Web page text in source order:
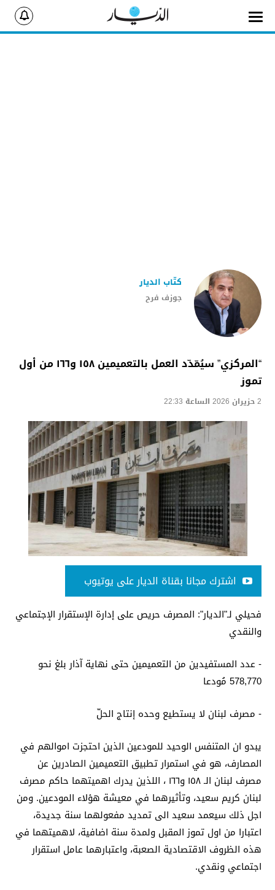
جوزف فرح
كتّاب الديار
“المركزي” سيُمّدّد العمل بالتعميمين ١٥٨ و١٦٦ من أول
تموز
2 حزيران 2026 الساعة 22:33
اشترك مجانا بقناة الديار على يوتيوب
فحيلي لـ"الديار": المصرف حريص على إدارة الإستقرار الإجتماعي
والنقدي
- عدد المستفيدين من التعميمين حتى نهاية آذار بلغ نحو
578,770 مُودعا
- مصرف لبنان لا يستطيع وحده إنتاج الحلّ
يبدو ان المتنفس الوحيد للمودعين الذين احتجزت اموالهم في
المصارف، هو في استمرار تطبيق التعميمين الصادرين عن
مصرف لبنان الـ ١٥٨ و١٦٦ ، اللذين يدرك اهميتهما حاكم مصرف
لبنان كريم سعيد، وتأثيرهما في معيشة هؤلاء المودعين. ومن
اجل ذلك سيعمد سعيد الى تمديد مفعولهما سنة جديدة،
اعتبارا من اول تموز المقبل ولمدة سنة اضافية، لاهميتهما في
هذه الظروف الاقتصادية الصعبة، واعتبارهما عامل استقرار
اجتماعي ونقدي.